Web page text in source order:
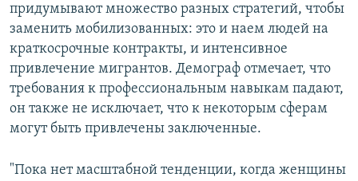
придумывают множество разных стратегий, чтобы
заменить мобилизованных: это и наем людей на
краткосрочные контракты, и интенсивное
привлечение мигрантов. Демограф отмечает, что
требования к профессиональным навыкам падают,
он также не исключает, что к некоторым сферам
могут быть привлечены заключенные.
"Пока нет масштабной тенденции, когда женщины